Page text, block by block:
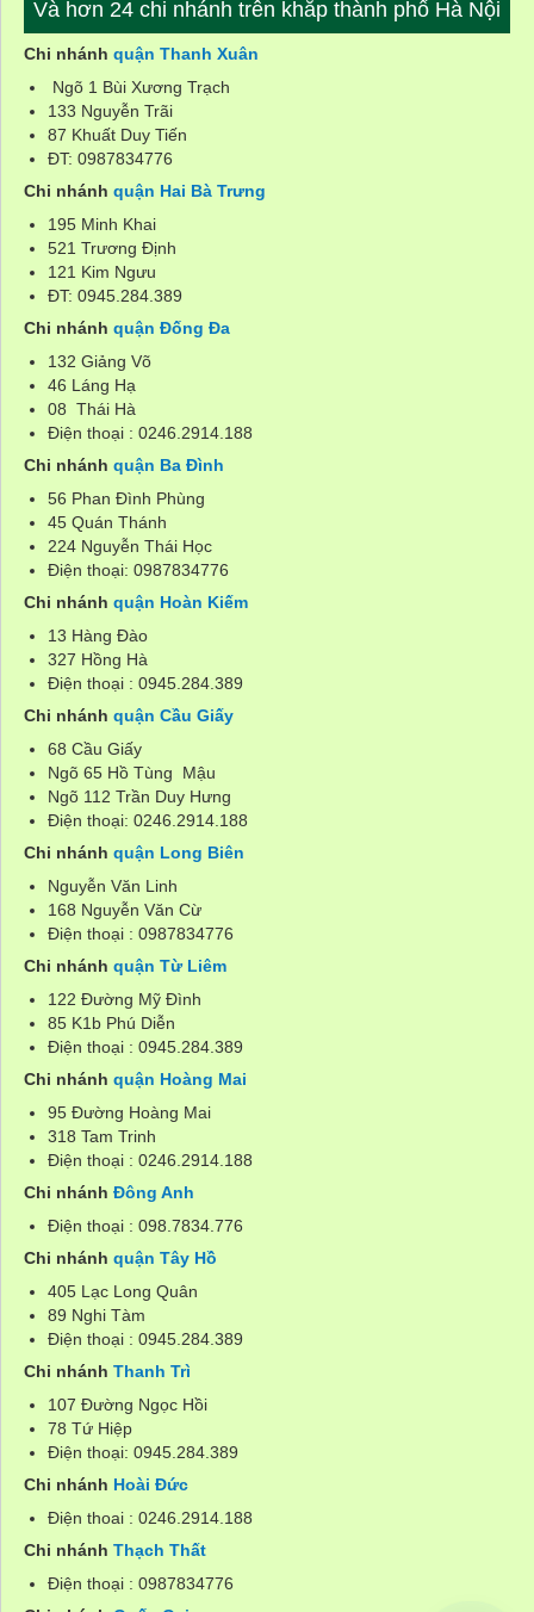
Và hơn 24 chi nhánh trên khắp thành phố Hà Nội
Chi nhánh quận Thanh Xuân
Ngõ 1 Bùi Xương Trạch
133 Nguyễn Trãi
87 Khuất Duy Tiến
ĐT: 0987834776
Chi nhánh quận Hai Bà Trưng
195 Minh Khai
521 Trương Định
121 Kim Ngưu
ĐT: 0945.284.389
Chi nhánh quận Đống Đa
132 Giảng Võ
46 Láng Hạ
08 Thái Hà
Điện thoại : 0246.2914.188
Chi nhánh quận Ba Đình
56 Phan Đình Phùng
45 Quán Thánh
224 Nguyễn Thái Học
Điện thoại: 0987834776
Chi nhánh quận Hoàn Kiếm
13 Hàng Đào
327 Hồng Hà
Điện thoại : 0945.284.389
Chi nhánh quận Cầu Giấy
68 Cầu Giấy
Ngõ 65 Hồ Tùng Mậu
Ngõ 112 Trần Duy Hưng
Điện thoại: 0246.2914.188
Chi nhánh quận Long Biên
Nguyễn Văn Linh
168 Nguyễn Văn Cừ
Điện thoại : 0987834776
Chi nhánh quận Từ Liêm
122 Đường Mỹ Đình
85 K1b Phú Diễn
Điện thoại : 0945.284.389
Chi nhánh quận Hoàng Mai
95 Đường Hoàng Mai
318 Tam Trinh
Điện thoại : 0246.2914.188
Chi nhánh Đông Anh
Điện thoại : 098.7834.776
Chi nhánh quận Tây Hồ
405 Lạc Long Quân
89 Nghi Tàm
Điện thoại : 0945.284.389
Chi nhánh Thanh Trì
107 Đường Ngọc Hồi
78 Tứ Hiệp
Điện thoại: 0945.284.389
Chi nhánh Hoài Đức
Điện thoai : 0246.2914.188
Chi nhánh Thạch Thất
Điện thoại : 0987834776